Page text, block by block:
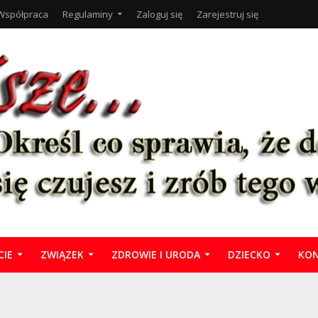
Regulaminy Zaloguj się Zarejestruj się
ZWIĄZEK ZDROWIE I URODA DZIECKO